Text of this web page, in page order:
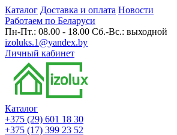
Каталог Доставка и оплата Новости
Работаем по Беларуси
Пн-Пт.: 08.00 - 18.00 Сб.-Вс.: выходной
izoluks.1@yandex.by
Личный кабинет
Каталог
+375 (29) 601 18 30
+375 (17) 399 23 52